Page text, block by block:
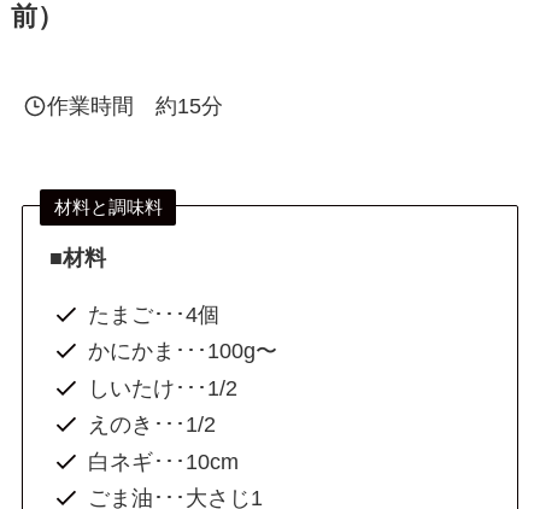
前）
作業時間 約15分
材料と調味料
■材料
たまご･･･4個
かにかま･･･100g〜
しいたけ･･･1/2
えのき･･･1/2
白ネギ･･･10cm
ごま油･･･大さじ1